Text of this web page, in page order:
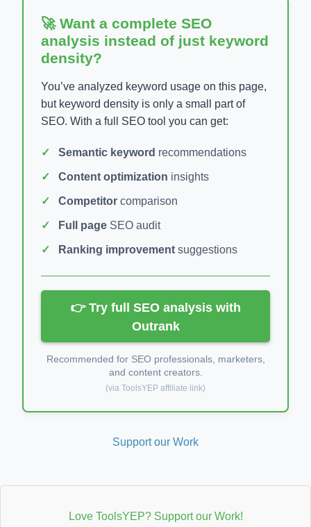
🚀 Want a complete SEO
analysis instead of just keyword
density?
You’ve analyzed keyword usage on this page,
but keyword density is only a small part of
SEO. With a full SEO tool you can get:
Semantic keyword recommendations
Content optimization insights
Competitor comparison
Full page SEO audit
Ranking improvement suggestions
👉 Try full SEO analysis with
Outrank
Recommended for SEO professionals, marketers,
and content creators.
(via ToolsYEP affiliate link)
Support our Work
Love ToolsYEP? Support our Work!